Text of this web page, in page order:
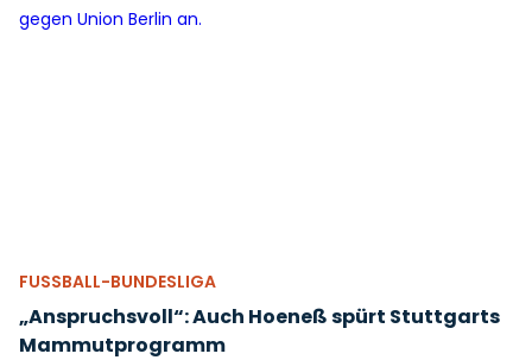
FUSSBALL-BUNDESLIGA
„Anspruchsvoll“: Auch Hoeneß spürt Stuttgarts
Mammutprogramm